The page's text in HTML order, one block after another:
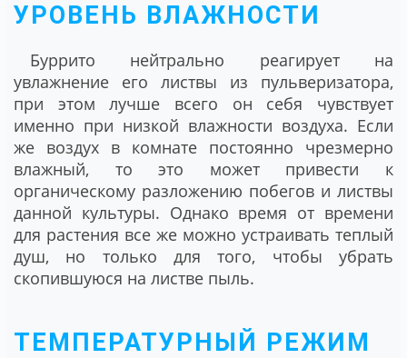
УРОВЕНЬ ВЛАЖНОСТИ
Буррито нейтрально реагирует на
увлажнение его листвы из пульверизатора,
при этом лучше всего он себя чувствует
именно при низкой влажности воздуха. Если
же воздух в комнате постоянно чрезмерно
влажный, то это может привести к
органическому разложению побегов и листвы
данной культуры. Однако время от времени
для растения все же можно устраивать теплый
душ, но только для того, чтобы убрать
скопившуюся на листве пыль.
ТЕМПЕРАТУРНЫЙ РЕЖИМ